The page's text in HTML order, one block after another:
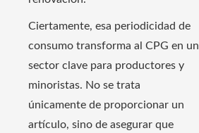
Ciertamente, esa periodicidad de
consumo transforma al CPG en un
sector clave para productores y
minoristas. No se trata
únicamente de proporcionar un
artículo, sino de asegurar que